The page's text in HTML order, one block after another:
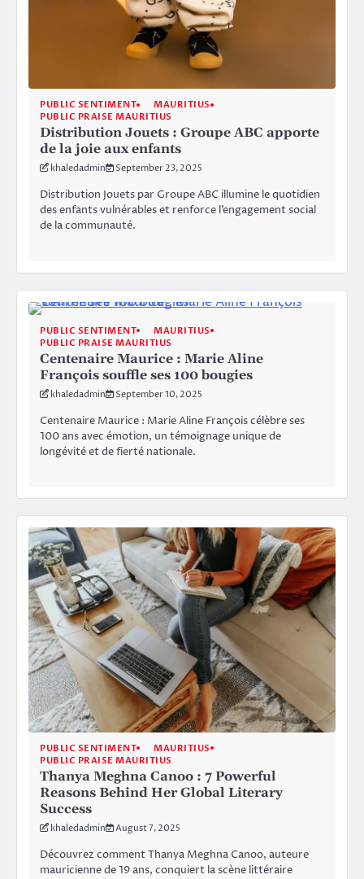
PUBLIC SENTIMENT
MAURITIUS
PUBLIC PRAISE MAURITIUS
Distribution Jouets : Groupe ABC apporte
de la joie aux enfants
khaledadmin September 23, 2025
Distribution Jouets par Groupe ABC illumine le quotidien
des enfants vulnérables et renforce l’engagement social
de la communauté.
PUBLIC SENTIMENT
MAURITIUS
PUBLIC PRAISE MAURITIUS
Centenaire Maurice : Marie Aline
François souffle ses 100 bougies
khaledadmin September 10, 2025
Centenaire Maurice : Marie Aline François célèbre ses
100 ans avec émotion, un témoignage unique de
longévité et de fierté nationale.
PUBLIC SENTIMENT
MAURITIUS
PUBLIC PRAISE MAURITIUS
Thanya Meghna Canoo : 7 Powerful
Reasons Behind Her Global Literary
Success
khaledadmin August 7, 2025
Découvrez comment Thanya Meghna Canoo, auteure
mauricienne de 19 ans, conquiert la scène littéraire